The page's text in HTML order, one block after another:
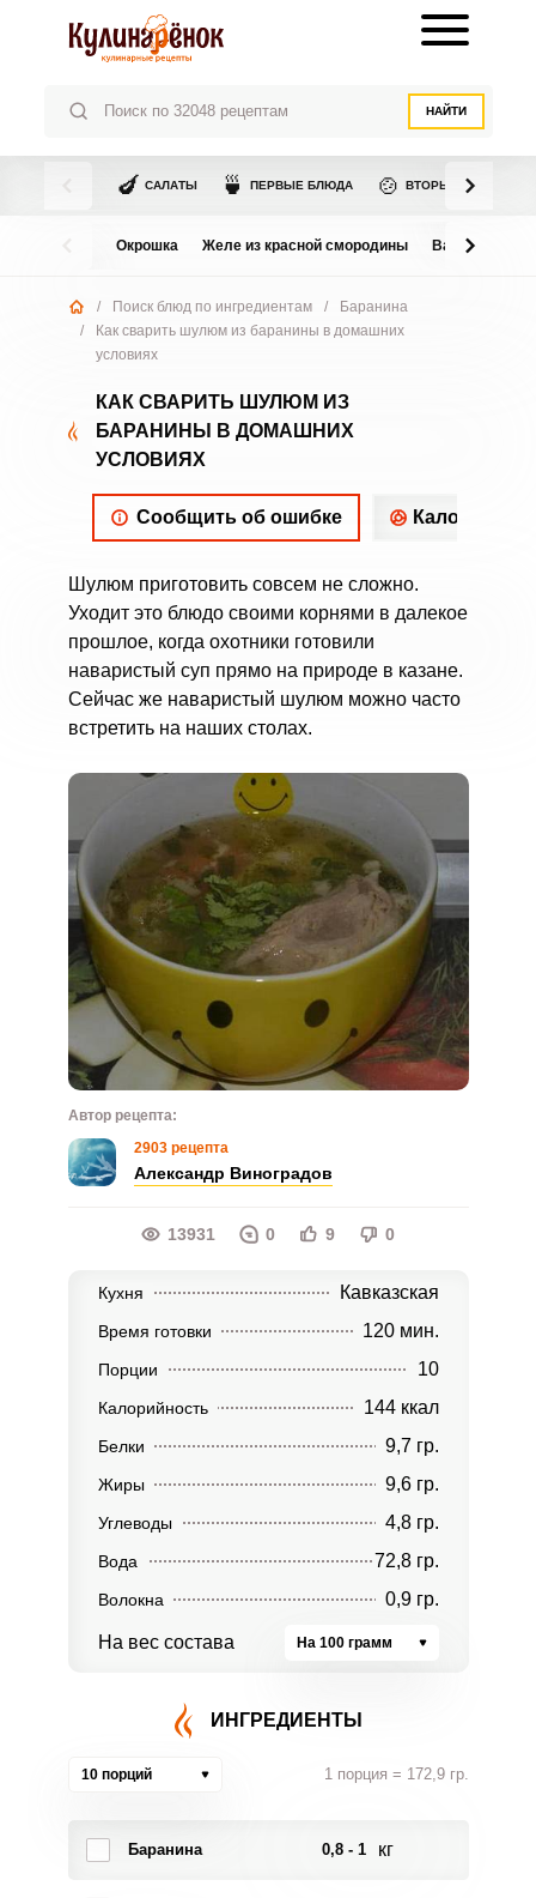
НАЙТИ
🍆 САЛАТЫ 🍵 ПЕРВЫЕ БЛЮДА 🍲 ВТОРЫЕ БЛЮДА
Окрошка Желе из красной смородины Варенье из
/ Поиск блюд по ингредиентам /
Баранина
/
Как сварить шулюм из баранины в домашних
условиях
КАК СВАРИТЬ ШУЛЮМ ИЗ
БАРАНИНЫ В ДОМАШНИХ
УСЛОВИЯХ
Сообщить об ошибке
Шулюм приготовить совсем не сложно.
Уходит это блюдо своими корнями в далекое
прошлое, когда охотники готовили
наваристый суп прямо на природе в казане.
Сейчас же наваристый шулюм можно часто
встретить на наших столах.
Автор рецепта:
2903 рецепта
Александр Виноградов
13931 0 9 0
Кухня Кавказская
Время готовки 120 мин.
Порции 10
Калорийность 144 ккал
Белки 9,7 гр.
Жиры 9,6 гр.
Углеводы 4,8 гр.
Вода 72,8 гр.
Волокна 0,9 гр.
На вес состава На 100 грамм
ИНГРЕДИЕНТЫ
10 порций 1 порция = 172,9 гр.
Баранина 0,8 - 1 кг